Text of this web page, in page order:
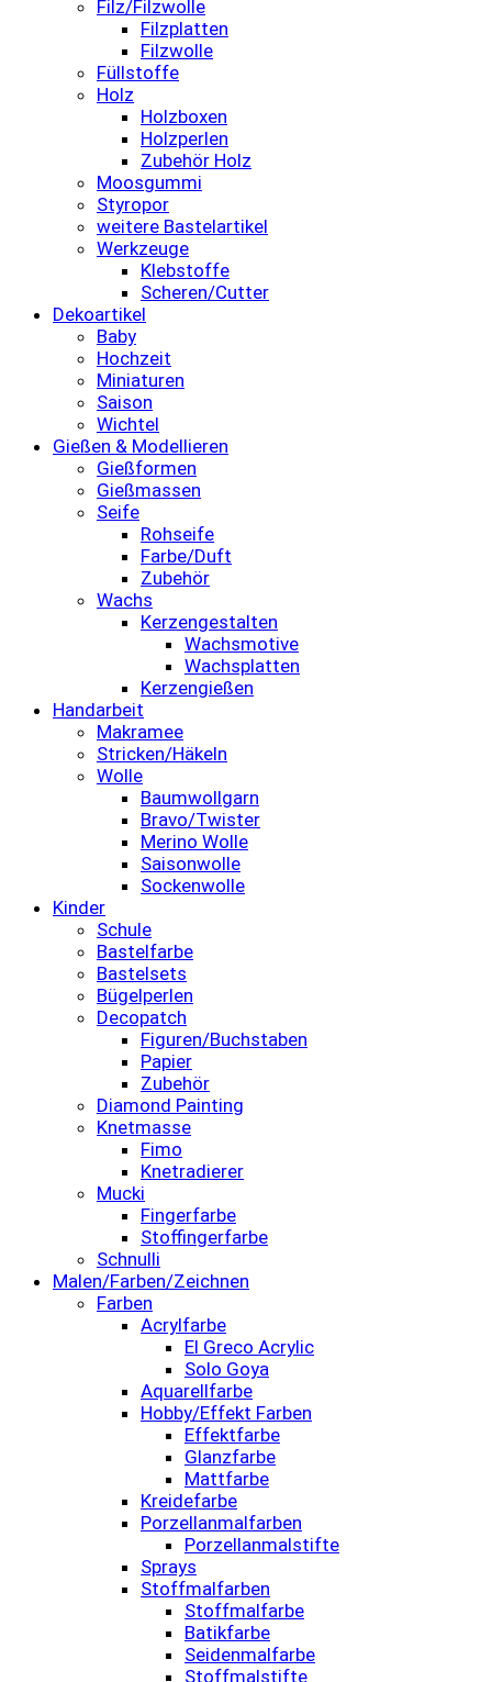
Filz/Filzwolle
Filzplatten
Filzwolle
Füllstoffe
Holz
Holzboxen
Holzperlen
Zubehör Holz
Moosgummi
Styropor
weitere Bastelartikel
Werkzeuge
Klebstoffe
Scheren/Cutter
Dekoartikel
Baby
Hochzeit
Miniaturen
Saison
Wichtel
Gießen & Modellieren
Gießformen
Gießmassen
Seife
Rohseife
Farbe/Duft
Zubehör
Wachs
Kerzengestalten
Wachsmotive
Wachsplatten
Kerzengießen
Handarbeit
Makramee
Stricken/Häkeln
Wolle
Baumwollgarn
Bravo/Twister
Merino Wolle
Saisonwolle
Sockenwolle
Kinder
Schule
Bastelfarbe
Bastelsets
Bügelperlen
Decopatch
Figuren/Buchstaben
Papier
Zubehör
Diamond Painting
Knetmasse
Fimo
Knetradierer
Mucki
Fingerfarbe
Stoffingerfarbe
Schnulli
Malen/Farben/Zeichnen
Farben
Acrylfarbe
El Greco Acrylic
Solo Goya
Aquarellfarbe
Hobby/Effekt Farben
Effektfarbe
Glanzfarbe
Mattfarbe
Kreidefarbe
Porzellanmalfarben
Porzellanmalstifte
Sprays
Stoffmalfarben
Stoffmalfarbe
Batikfarbe
Seidenmalfarbe
Stoffmalstifte